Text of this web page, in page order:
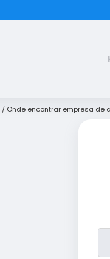
Onde encontrar empresa de